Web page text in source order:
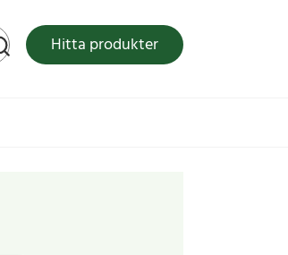
Hitta produkter